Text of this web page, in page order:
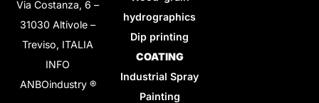
Via Costanza, 6 –
31030 Altivole –
Treviso, ITALIA
INFO
ANBOindustry ®
hydrographics
Dip printing
COATING
Industrial Spray
Painting